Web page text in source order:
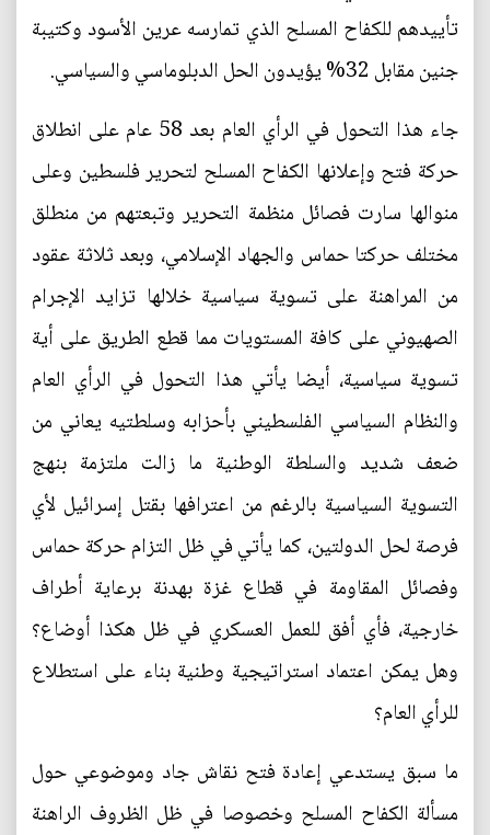
تأييدهم للكفاح المسلح الذي تمارسه عرين الأسود وكتيبة
جنين مقابل 32% يؤيدون الحل الدبلوماسي والسياسي.
جاء هذا التحول في الرأي العام بعد 58 عام على انطلاق
حركة فتح وإعلانها الكفاح المسلح لتحرير فلسطين وعلى
منوالها سارت فصائل منظمة التحرير وتبعتهم من منطلق
مختلف حركتا حماس والجهاد الإسلامي، وبعد ثلاثة عقود
من المراهنة على تسوية سياسية خلالها تزايد الإجرام
الصهيوني على كافة المستويات مما قطع الطريق على أية
تسوية سياسية، أيضا يأتي هذا التحول في الرأي العام
والنظام السياسي الفلسطيني بأحزابه وسلطتيه يعاني من
ضعف شديد والسلطة الوطنية ما زالت ملتزمة بنهج
التسوية السياسية بالرغم من اعترافها بقتل إسرائيل لأي
فرصة لحل الدولتين، كما يأتي في ظل التزام حركة حماس
وفصائل المقاومة في قطاع غزة بهدنة برعاية أطراف
خارجية، فأي أفق للعمل العسكري في ظل هكذا أوضاع؟
وهل يمكن اعتماد استراتيجية وطنية بناء على استطلاع
للرأي العام؟
ما سبق يستدعي إعادة فتح نقاش جاد وموضوعي حول
مسألة الكفاح المسلح وخصوصا في ظل الظروف الراهنة